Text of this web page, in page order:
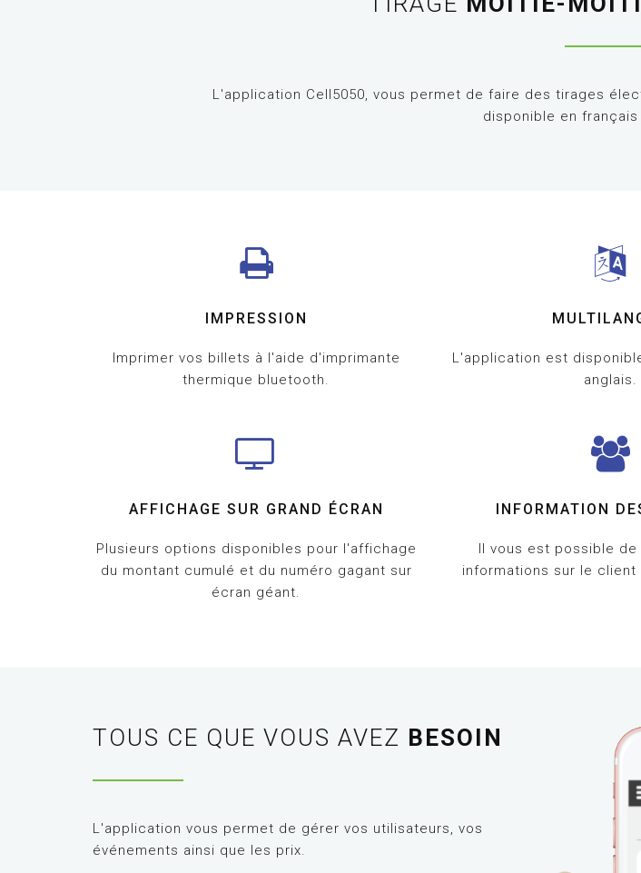
L'application Cell5050, vous permet de faire des tirages
disponible en
IMPRESSION
Imprimer vos billets à l'aide d'imprimante
thermique bluetooth.
L'application est
anglais.
AFFICHAGE SUR GRAND ÉCRAN
Plusieurs options disponibles pour l'affichage
du montant cumulé et du numéro gagant sur
écran géant.
INFORMATION
Il vous est possible
informations sur le client
TOUS CE QUE VOUS AVEZ BESOIN
L'application vous permet de gérer vos utilisateurs, vos
événements ainsi que les prix.